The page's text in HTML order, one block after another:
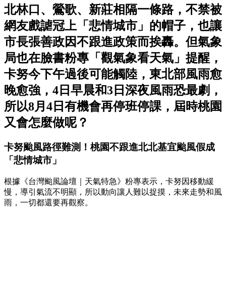
北林口、鶯歌、新莊相隔一條路，不禁被
網友戲謔冠上「悲情城市」的帽子，也讓
市長張善政因不跟進政策而挨轟。但氣象
局也在臉書粉專「觀氣象看天氣」提醒，
卡努今下午過後可能觸陸，東北部風雨愈
晚愈強，4日早晨和3日深夜風雨恐最劇，
所以8月4日有機會再停班停課，屆時桃園
又會怎麼做呢？
卡努颱風路徑難測！桃園不跟進北北基宜颱風假成
「悲情城市」
根據《台灣颱風論壇｜天氣特急》粉專表示，卡努因移動緩
慢，導引氣流不明顯，所以動向讓人難以捉摸，未來走勢和風
雨，一切都還要再觀察。